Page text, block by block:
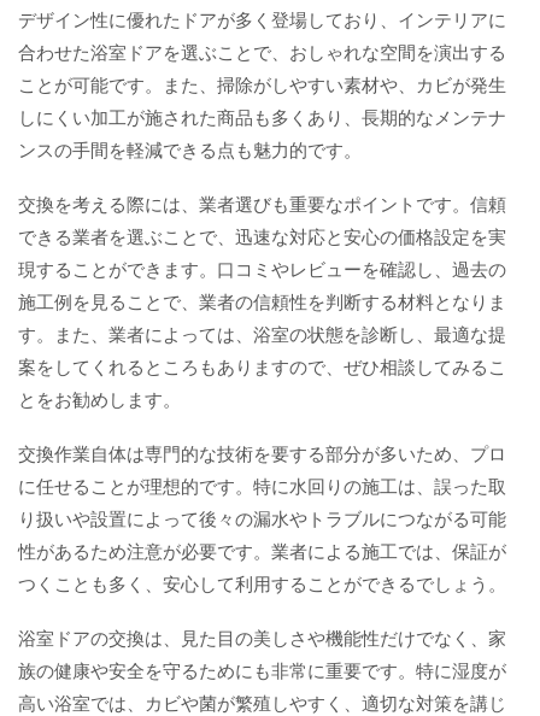
デザイン性に優れたドアが多く登場しており、インテリアに
合わせた浴室ドアを選ぶことで、おしゃれな空間を演出する
ことが可能です。また、掃除がしやすい素材や、カビが発生
しにくい加工が施された商品も多くあり、長期的なメンテナ
ンスの手間を軽減できる点も魅力的です。
交換を考える際には、業者選びも重要なポイントです。信頼
できる業者を選ぶことで、迅速な対応と安心の価格設定を実
現することができます。口コミやレビューを確認し、過去の
施工例を見ることで、業者の信頼性を判断する材料となりま
す。また、業者によっては、浴室の状態を診断し、最適な提
案をしてくれるところもありますので、ぜひ相談してみるこ
とをお勧めします。
交換作業自体は専門的な技術を要する部分が多いため、プロ
に任せることが理想的です。特に水回りの施工は、誤った取
り扱いや設置によって後々の漏水やトラブルにつながる可能
性があるため注意が必要です。業者による施工では、保証が
つくことも多く、安心して利用することができるでしょう。
浴室ドアの交換は、見た目の美しさや機能性だけでなく、家
族の健康や安全を守るためにも非常に重要です。特に湿度が
高い浴室では、カビや菌が繁殖しやすく、適切な対策を講じ